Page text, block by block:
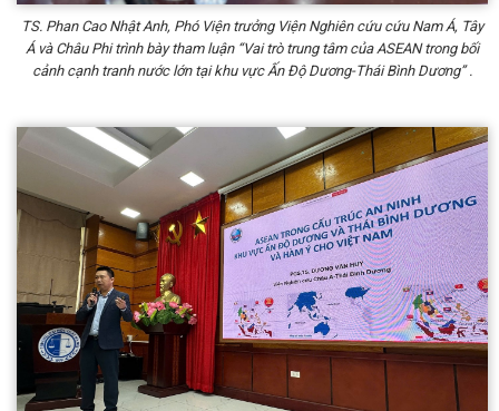
TS. Phan Cao Nhật Anh, Phó Viện trưởng Viện Nghiên cứu cứu Nam Á, Tây
Á và Châu Phi trình bày tham luận “Vai trò trung tâm của ASEAN trong bối
cảnh cạnh tranh nước lớn tại khu vực Ấn Độ Dương-Thái Bình Dương” .